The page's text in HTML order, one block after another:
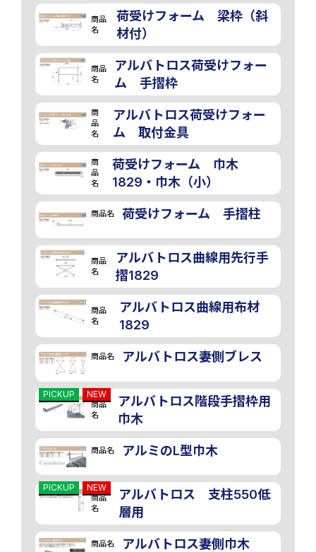
商品
名
荷受けフォーム 梁枠（斜
材付）
商品
名
アルバトロス荷受けフォー
ム 手摺枠
商
品
名
アルバトロス荷受けフォー
ム 取付金具
商
品
名
荷受けフォーム 巾木
1829・巾木（小）
商品名 荷受けフォーム 手摺柱
商品
名
アルバトロス曲線用先行手
摺1829
商品
名
アルバトロス曲線用布材
1829
商品名 アルバトロス妻側ブレス
PICKUP NEW
商品
名
アルバトロス階段手摺枠用
巾木
商品名 アルミのL型巾木
PICKUP NEW
商品
名
アルバトロス 支柱550低
層用
商品名 アルバトロス妻側巾木